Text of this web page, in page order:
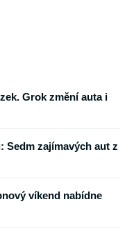
Grok změní auta i
Sedm zajímavých aut z
víkend nabídne